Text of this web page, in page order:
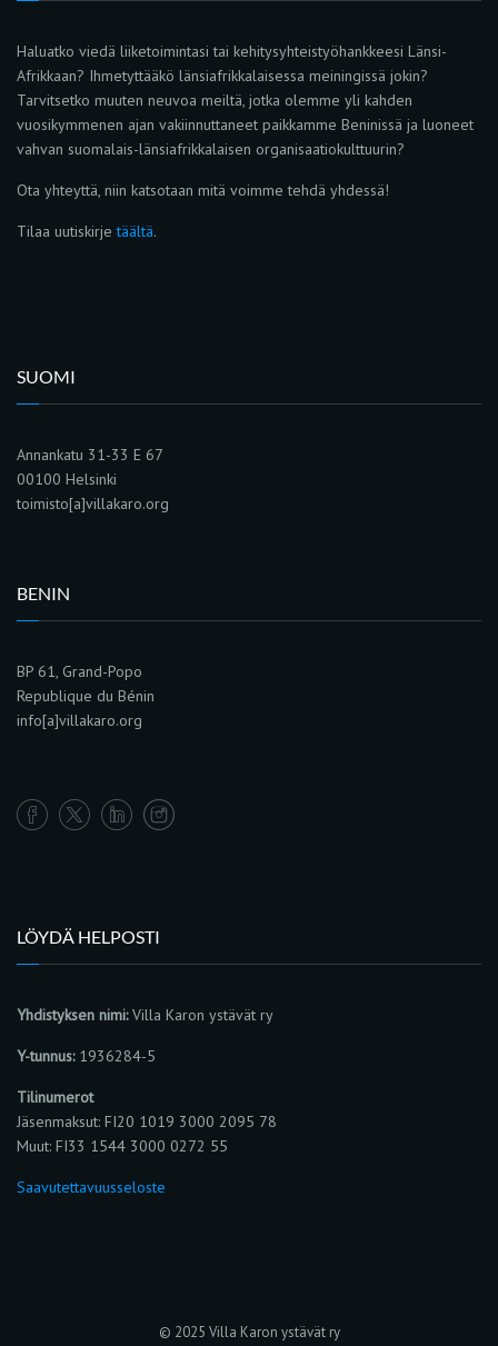
Haluatko viedä liiketoimintasi tai kehitysyhteistyöhankkeesi Länsi-
Afrikkaan? Ihmetyttääkö länsiafrikkalaisessa meiningissä jokin?
Tarvitsetko muuten neuvoa meiltä, jotka olemme yli kahden
vuosikymmenen ajan vakiinnuttaneet paikkamme Beninissä ja luoneet
vahvan suomalais-länsiafrikkalaisen organisaatiokulttuurin?
Ota yhteyttä, niin katsotaan mitä voimme tehdä yhdessä!
Tilaa uutiskirjetäältä.
SUOMI
Annankatu 31-33 E 67
00100 Helsinki
toimisto[a]villakaro.org
BENIN
BP 61, Grand-Popo
Republique du Bénin
info[a]villakaro.org
LÖYDÄ HELPOSTI
Yhdistyksen nimi:Villa Karon ystävät ry
Y-tunnus:1936284-5
Tilinumerot
Jäsenmaksut: FI20 1019 3000 2095 78
Muut: FI33 1544 3000 0272 55
Saavutettavuusseloste
© 2025 Villa Karon ystävät ry